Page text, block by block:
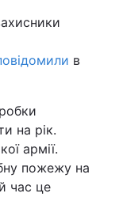
в
на рік.
армії.
пожежу на
час це